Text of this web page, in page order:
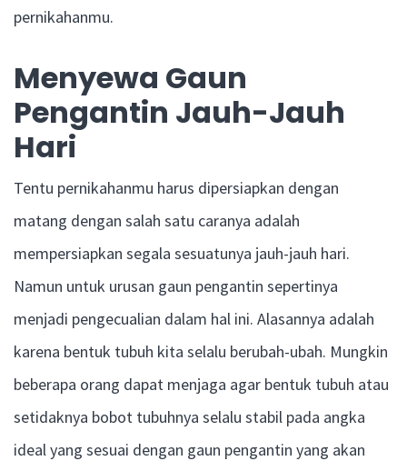
pernikahanmu.
Menyewa Gaun
Pengantin Jauh-Jauh
Hari
Tentu pernikahanmu harus dipersiapkan dengan
matang dengan salah satu caranya adalah
mempersiapkan segala sesuatunya jauh-jauh hari.
Namun untuk urusan gaun pengantin sepertinya
menjadi pengecualian dalam hal ini. Alasannya adalah
karena bentuk tubuh kita selalu berubah-ubah. Mungkin
beberapa orang dapat menjaga agar bentuk tubuh atau
setidaknya bobot tubuhnya selalu stabil pada angka
ideal yang sesuai dengan gaun pengantin yang akan